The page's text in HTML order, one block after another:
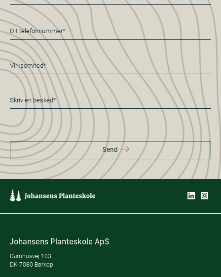
mail
*
Telefon
*
Virksomhed*
*
Besked
*
Send
Johansens Planteskole ApS
Damhusvej 103
DK-7080 Børkop